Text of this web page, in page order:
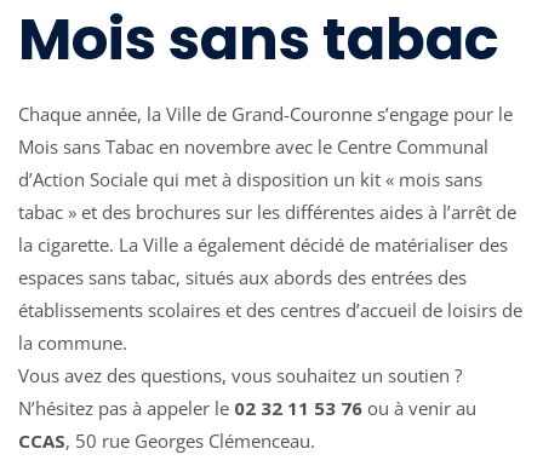
Mois sans tabac
Chaque année, la Ville de Grand-Couronne s’engage pour le
Mois sans Tabac en novembre avec le Centre Communal
d’Action Sociale qui met à disposition un kit « mois sans
tabac » et des brochures sur les différentes aides à l’arrêt de
la cigarette. La Ville a également décidé de matérialiser des
espaces sans tabac, situés aux abords des entrées des
établissements scolaires et des centres d’accueil de loisirs de
la commune.
Vous avez des questions, vous souhaitez un soutien ?
N’hésitez pas à appeler le 02 32 11 53 76 ou à venir au
CCAS, 50 rue Georges Clémenceau.